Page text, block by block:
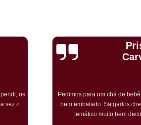
Muito
rosa
encomendei para o
convidados gostaram muito!
tornarei a